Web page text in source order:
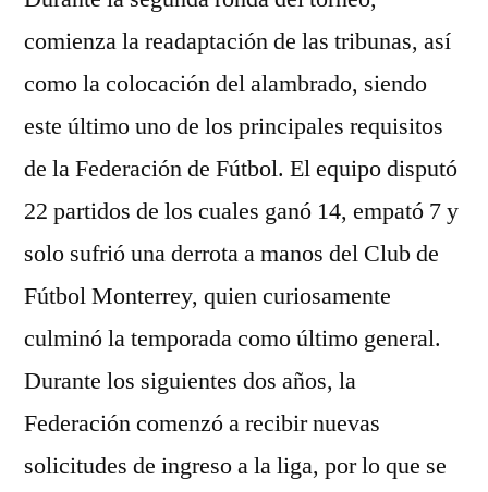
comienza la readaptación de las tribunas, así
como la colocación del alambrado, siendo
este último uno de los principales requisitos
de la Federación de Fútbol. El equipo disputó
22 partidos de los cuales ganó 14, empató 7 y
solo sufrió una derrota a manos del Club de
Fútbol Monterrey, quien curiosamente
culminó la temporada como último general.
Durante los siguientes dos años, la
Federación comenzó a recibir nuevas
solicitudes de ingreso a la liga, por lo que se